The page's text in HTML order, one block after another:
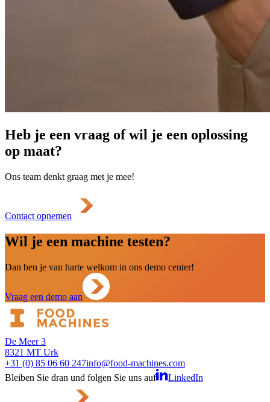
Heb je een vraag of wil je een oplossing
op maat?
Ons team denkt graag met je mee!
Contact opnemen
Wil je een machine testen?
Dan ben je van harte welkom in ons demo center!
Vraag een demo aan
De Meer 3
8321 MT Urk
+31 (0) 85 06 60 247info@food-machines.com
Bleiben Sie dran und folgen Sie uns auf
LinkedIn